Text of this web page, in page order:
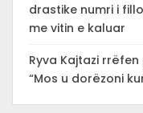
drastike numri i
me vitin e kaluar
Ryva Kajtazi
“Mos u dorëzoni